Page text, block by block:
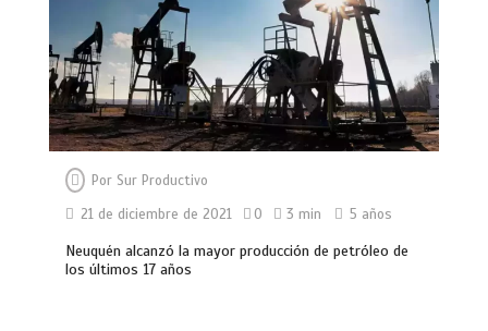
Por Sur Productivo
21 de diciembre de 2021
0 3 min 5 años
Neuquén alcanzó la mayor producción de petróleo de
los últimos 17 años